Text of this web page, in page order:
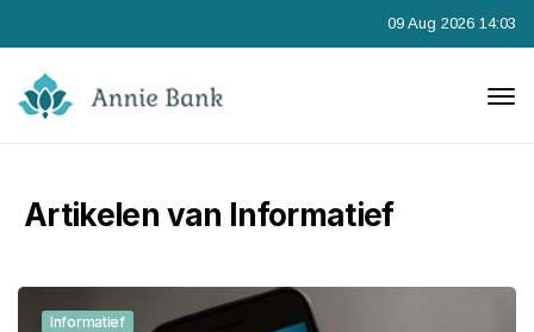
09 Aug 2026 14:03
Artikelen van Informatief
Informatief